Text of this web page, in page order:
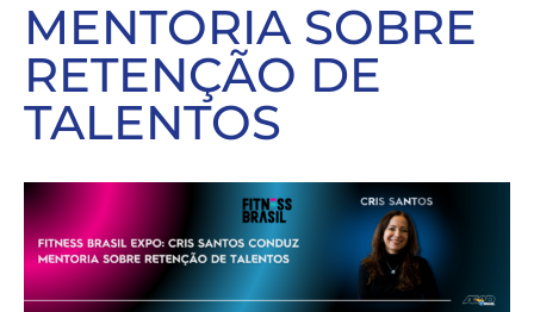
MENTORIA SOBRE
RETENÇÃO DE
TALENTOS